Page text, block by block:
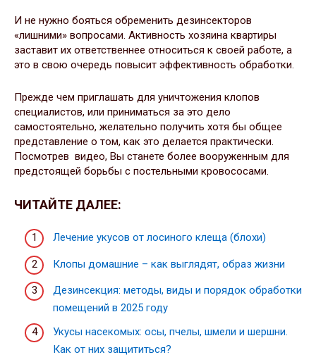
И не нужно бояться обременить дезинсекторов
«лишними» вопросами. Активность хозяина квартиры
заставит их ответственнее относиться к своей работе, а
это в свою очередь повысит эффективность обработки.
Прежде чем приглашать для уничтожения клопов
специалистов, или приниматься за это дело
самостоятельно, желательно получить хотя бы общее
представление о том, как это делается практически.
Посмотрев видео, Вы станете более вооруженным для
предстоящей борьбы с постельными кровососами.
ЧИТАЙТЕ ДАЛЕЕ:
Лечение укусов от лосиного клеща (блохи)
Клопы домашние – как выглядят, образ жизни
Дезинсекция: методы, виды и порядок обработки
помещений в 2025 году
Укусы насекомых: осы, пчелы, шмели и шершни.
Как от них защититься?